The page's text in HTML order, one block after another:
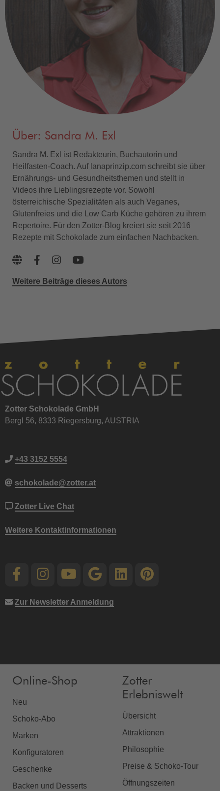
Über: Sandra M. Exl
Sandra M. Exl ist Redakteurin, Buchautorin und
Heilfasten-Coach. Auf lanaprinzip.com schreibt sie über
Ernährungs- und Gesundheitsthemen und stellt in
Videos ihre Lieblingsrezepte vor. Sowohl
österreichische Spezialitäten als auch Veganes,
Glutenfreies und die Low Carb Küche gehören zu ihrem
Repertoire. Für den Zotter-Blog kreiert sie seit 2016
Rezepte mit Schokolade zum einfachen Nachbacken.
Weitere Beiträge dieses Autors
Zotter Schokolade GmbH
Bergl 56, 8333 Riegersburg, AUSTRIA
+43 3152 5554
schokolade@zotter.at
Zotter Live Chat
Weitere Kontaktinformationen
Zur Newsletter Anmeldung
Online-Shop
Neu
Schoko-Abo
Marken
Konfiguratoren
Geschenke
Backen und Desserts
Zotter
Erlebniswelt
Übersicht
Attraktionen
Philosophie
Preise & Schoko-Tour
Öffnungszeiten